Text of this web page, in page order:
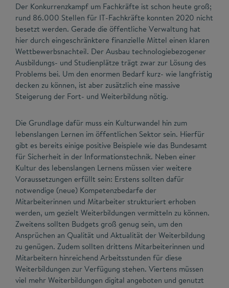
Der Konkurrenzkampf um Fachkräfte ist schon heute groß;
rund 86.000 Stellen für IT-Fachkräfte konnten 2020 nicht
besetzt werden. Gerade die öffentliche Verwaltung hat
hier durch eingeschränktere finanzielle Mittel einen klaren
Wettbewerbsnachteil. Der Ausbau technologiebezogener
Ausbildungs- und Studienplätze trägt zwar zur Lösung des
Problems bei. Um den enormen Bedarf kurz- wie langfristig
decken zu können, ist aber zusätzlich eine massive
Steigerung der Fort- und Weiterbildung nötig.
Die Grundlage dafür muss ein Kulturwandel hin zum
lebenslangen Lernen im öffentlichen Sektor sein. Hierfür
gibt es bereits einige positive Beispiele wie das Bundesamt
für Sicherheit in der Informationstechnik. Neben einer
Kultur des lebenslangen Lernens müssen vier weitere
Voraussetzungen erfüllt sein: Erstens sollten dafür
notwendige (neue) Kompetenzbedarfe der
Mitarbeiterinnen und Mitarbeiter strukturiert erhoben
werden, um gezielt Weiterbildungen vermitteln zu können.
Zweitens sollten Budgets groß genug sein, um den
Ansprüchen an Qualität und Aktualität der Weiterbildung
zu genügen. Zudem sollten drittens Mitarbeiterinnen und
Mitarbeitern hinreichend Arbeitsstunden für diese
Weiterbildungen zur Verfügung stehen. Viertens müssen
viel mehr Weiterbildungen digital angeboten und genutzt